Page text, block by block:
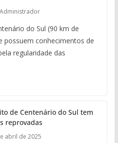
Administrador
do Sul (90 km de
possuem conhecimentos de
regularidade das
de Centenário do Sul tem
reprovadas
abril de 2025